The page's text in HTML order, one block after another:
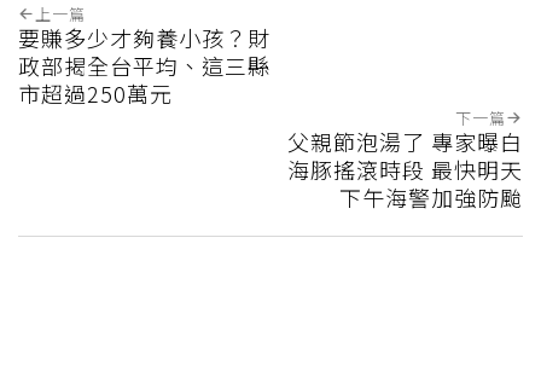
上一篇
要賺多少才夠養小孩？財
政部揭全台平均、這三縣
市超過250萬元
下一篇
父親節泡湯了 專家曝白
海豚搖滾時段 最快明天
下午海警加強防颱